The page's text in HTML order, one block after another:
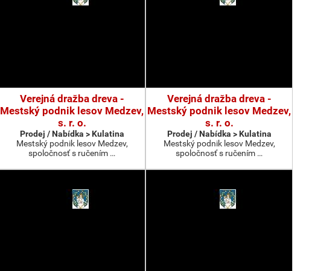
Verejná dražba dreva -
Mestský podnik lesov Medzev,
s. r. o.
Prodej / Nabídka > Kulatina
Mestský podnik lesov Medzev,
spoločnosť s ručením …
Verejná dražba dreva -
Mestský podnik lesov Medzev,
s. r. o.
Prodej / Nabídka > Kulatina
Mestský podnik lesov Medzev,
spoločnosť s ručením …